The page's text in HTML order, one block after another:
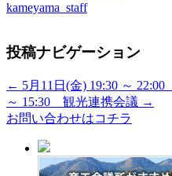
kameyama_staff
投稿ナビゲーション
← 5月11日(金) 19:30 ～
～ 15:30 観光連携会議 →
お問い合わせはコチラ